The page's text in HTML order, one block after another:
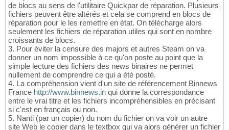
de blocs au sens de l'utilitaire Quickpar de réparation. Plusieurs
fichiers peuvent être altérés et cela se comprend en blocs de
réparation pour le les remettre en état. On télécharge alors
seulement les fichiers de réparation utiles qui sont en nombre
croissants de blocs.
3. Pour éviter la censure des majors et autres Steam on va
donner un nom impossible à ce qu'on poste au point que la
simple lecture des fichiers des news binaires ne permet
nullement de comprendre ce qui a été posté.
4. La compréhension vient d'un site de référencement Binnews
France http://www.binnews.in qui donne la correspondance
entre le vrai titre et les fichiers incompréhensibles en précisant
si c'est en français ou non.
5. Nanti (par un copier) du nom du fichier on va voir un autre
site Web le copier dans le textbox qui va alors générer un fichier